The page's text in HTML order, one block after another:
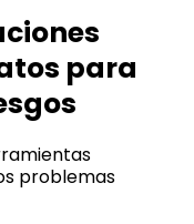
para
problemas